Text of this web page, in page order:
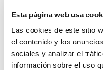
Esta página web usa
Las cookies de este sitio
el contenido y los
sociales y analizar el
información sobre el uso